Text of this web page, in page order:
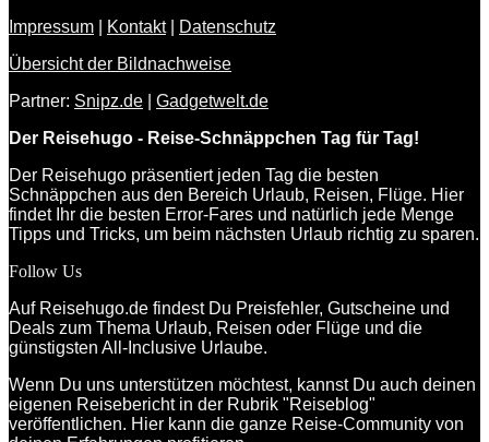
Impressum
Kontakt|
Datenschutz
Übersicht der Bildnachweise
Partner: Snipz.de
Gadgetwelt.de
Der Reisehugo - Reise-Schnäppchen Tag für Tag!
Der Reisehugo präsentiert jeden Tag die besten
Schnäppchen aus den Bereich Urlaub, Reisen, Flüge. Hier
findet Ihr die besten Error-Fares und natürlich jede Menge
Tipps und Tricks, um beim nächsten Urlaub richtig zu sparen.
Follow Us
Auf Reisehugo.de findest Du Preisfehler, Gutscheine und
Deals zum Thema Urlaub, Reisen oder Flüge und die
günstigsten All-Inclusive Urlaube.
Wenn Du uns unterstützen möchtest, kannst Du auch deinen
eigenen Reisebericht in der Rubrik "Reiseblog"
veröffentlichen. Hier kann die ganze Reise-Community von